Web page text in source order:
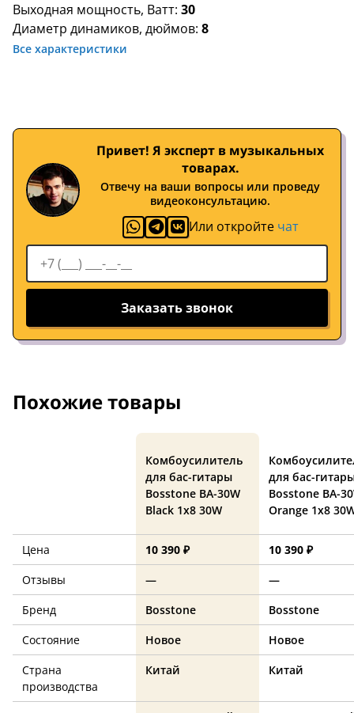
Выходная мощность, Ватт: 30
Диаметр динамиков, дюймов: 8
Все характеристики
Привет! Я эксперт в музыкальных
товарах.
Отвечу на ваши вопросы или проведу
видеоконсультацию.
Или откройте чат
Заказать звонок
Похожие товары
Комбоусилитель
для бас-гитары
Bosstone BA-30W
Black 1х8 30W
для бас-
Bosstone BA-
Orange 1х8
Цена 10 390 ₽
10 390 ₽
Отзывы
—
—
Бренд
Bosstone
Bosstone
Состояние
Новое
Новое
Страна
производства
Китай Китай